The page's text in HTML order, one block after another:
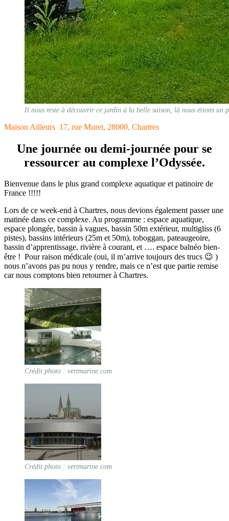
Il nous reste à découvrir ce jardin à la belle saison, là nous étions un
Maison Ailleurs 17, rue Muret, 28000, Chartres
Une journée ou demi-journée pour se
ressourcer au complexe l’Odyssée.
Bienvenue dans le plus grand complexe aquatique et patinoire de
France !!!!!
Lors de ce week-end à Chartres, nous devions également passer une
matinée dans ce complexe. Au programme : espace aquatique,
espace plongée, bassin à vagues, bassin 50m extérieur, multigliss (6
pistes), bassins intérieurs (25m et 50m), toboggan, pateaugeoire,
bassin d’apprentissage, rivière à courant, et …. espace balnéo bien-
être ! Pour raison médicale (oui, il m’arrive toujours des trucs 😉 )
nous n’avons pas pu nous y rendre, mais ce n’est que partie remise
car nous comptons bien retourner à Chartres.
Crédit photo : vertmarine.com
Crédit photo : vertmarine.com